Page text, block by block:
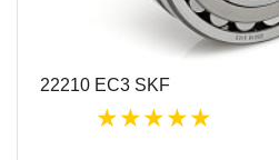
22210 EC3 SKF